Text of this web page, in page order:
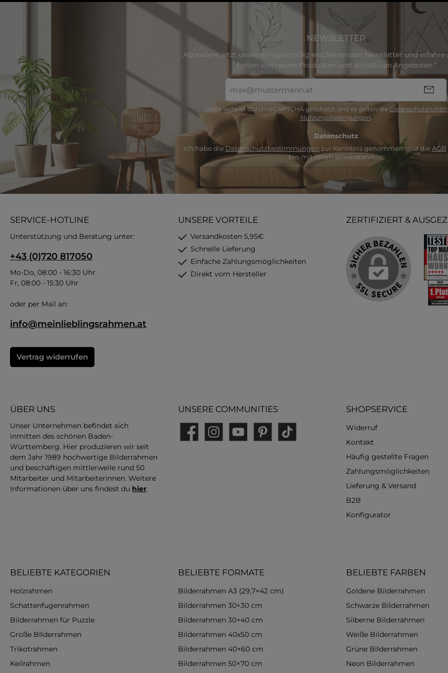
NEWSLETTER
Abonniere jetzt unseren regelmäßig erscheinenden Newsletter und erfahre
Ersten von neuen Produkten und attraktiven Angeboten.“
Mail-
Adresse
Diese Seite ist durch reCAPTCHA geschützt und es gelten die
Nutzungsbedingungen.
Datenschutz
Ich habe dieDatenschutzbestimmungen zur Kenntnis genommen und die AGB
bin mit ihnen einverstanden.
SERVICE-HOTLINE
Unterstützung und Beratung unter:
+43 (0)720 817050
Mo-Do, 08:00 - 16:30 Uhr
Fr, 08:00 - 15:30 Uhr
oder per Mail an:
info@meinlieblingsrahmen.at
Vertrag widerrufen
SHOPSERVICE
Widerruf
Kontakt
Häufig gestellte Fragen
Zahlungsmöglichkeiten
Lieferung & Versand
B2B
Konfigurator
BELIEBTE KATEGORIEN
Holzrahmen
Schattenfugenrahmen
Bilderrahmen für Puzzle
Große BIlderrahmen
Trikotrahmen
Keilrahmen
BELIEBTE FORMATE
Bilderrahmen A3 (29,7×42 cm)
Bilderrahmen 30×30 cm
Bilderrahmen 30×40 cm
Bilderrahmen 40x50 cm
Bilderrahmen 40×60 cm
Bilderrahmen 50×70 cm
BELIEBTE FARBEN
Goldene Bilderrahmen
Schwarze Bilderrahmen
Silberne Bilderrahmen
Weiße Bilderrahmen
Grüne Bilderrahmen
Neon Bilderrahmen
ÜBER UNS
Unser Unternehmen befindet sich
inmitten des schönen Baden-
Württemberg. Hier produzieren wir seit
dem Jahr 1989 hochwertige Bilderrahmen
und beschäftigen mittlerweile rund 50
Mitarbeiter und Mitarbeiterinnen. Weitere
Informationen über uns findest du hier.
ZERTIFIZIERT &
UNSERE VORTEILE
Versandkosten 5,95€
Schnelle Lieferung
Einfache Zahlungsmöglichkeiten
Direkt vom Hersteller
UNSERE COMMUNITIES
FacebookInstagramYouTube PinterestTikTok